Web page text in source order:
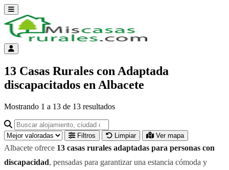
Abrir menú
Menú de cuenta
13 Casas Rurales con Adaptada
discapacitados en Albacete
Mostrando 1 a 13 de 13 resultados
Buscar alojamiento, ciudad o provincia para ir a su página
Filtros Limpiar Ver mapa
Albacete ofrece 13 casas rurales adaptadas para personas con
discapacidad, pensadas para garantizar una estancia cómoda y